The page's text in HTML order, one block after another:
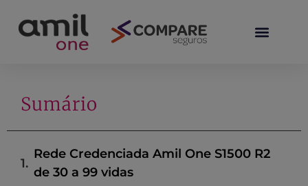
Sumário
Rede Credenciada Amil One S1500 R2
de 30 a 99 vidas